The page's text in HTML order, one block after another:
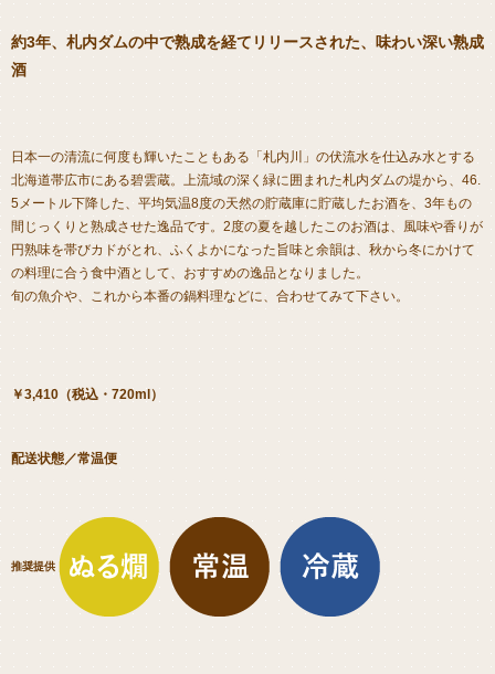
約3年、札内ダムの中で熟成を経てリリースされた、味わい深い熟成
酒
日本一の清流に何度も輝いたこともある「札内川」の伏流水を仕込み水とする
北海道帯広市にある碧雲蔵。上流域の深く緑に囲まれた札内ダムの堤から、46.
5メートル下降した、平均気温8度の天然の貯蔵庫に貯蔵したお酒を、3年もの
間じっくりと熟成させた逸品です。2度の夏を越したこのお酒は、風味や香りが
円熟味を帯びカドがとれ、ふくよかになった旨味と余韻は、秋から冬にかけて
の料理に合う食中酒として、おすすめの逸品となりました。
旬の魚介や、これから本番の鍋料理などに、合わせてみて下さい。
￥3,410（税込・720ml）
配送状態／常温便
推奨提供